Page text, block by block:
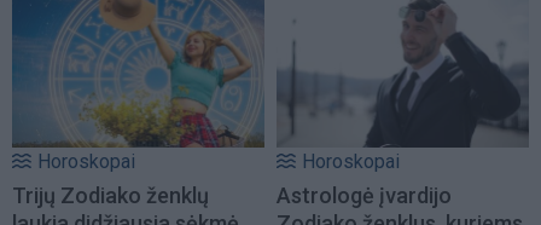
Horoskopai
Trijų Zodiako ženklų
Horoskopai
Astrologė įvardijo